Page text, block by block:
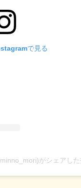
で見る
がシェアし